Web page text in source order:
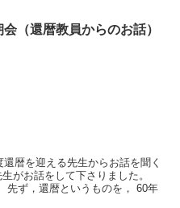
（還暦教員からのお話）
暦を迎える先生からお話を聞く
がお話をして下さりました。
先ず，還暦というものを， 60年